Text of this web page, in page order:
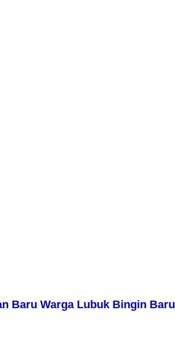
Baru Warga Lubuk Bingin Baru